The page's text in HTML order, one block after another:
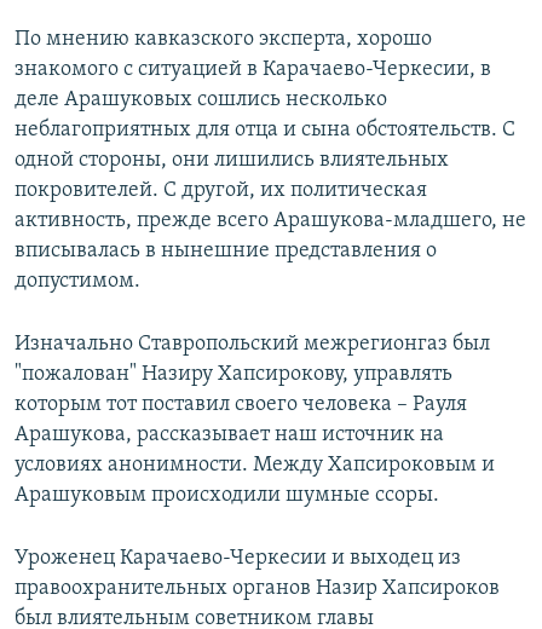
По мнению кавказского эксперта, хорошо
знакомого с ситуацией в Карачаево-Черкесии, в
деле Арашуковых сошлись несколько
неблагоприятных для отца и сына обстоятельств. С
одной стороны, они лишились влиятельных
покровителей. С другой, их политическая
активность, прежде всего Арашукова-младшего, не
вписывалась в нынешние представления о
допустимом.
Изначально Ставропольский межрегионгаз был
"пожалован" Назиру Хапсирокову, управлять
которым тот поставил своего человека – Рауля
Арашукова, рассказывает наш источник на
условиях анонимности. Между Хапсироковым и
Арашуковым происходили шумные ссоры.
Уроженец Карачаево-Черкесии и выходец из
правоохранительных органов Назир Хапсироков
был влиятельным советником главы